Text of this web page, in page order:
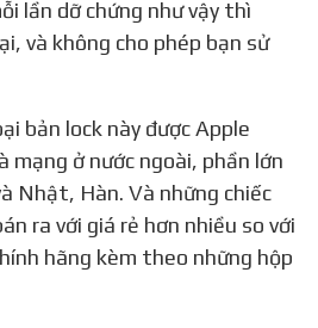
lần dỡ chứng như vậy thì
và không cho phép bạn sử
mạng ở nước ngoài, phần lớn
Nhật, Hàn. Và những chiếc
ra với giá rẻ hơn nhiều so với
hãng kèm theo những hộp